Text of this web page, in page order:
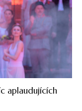
aplaudujících